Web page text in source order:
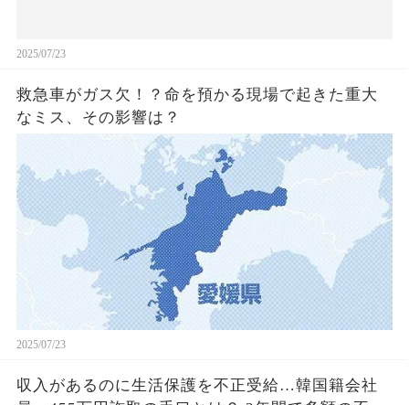
2025/07/23
救急車がガス欠！？命を預かる現場で起きた重大
なミス、その影響は？
2025/07/23
収入があるのに生活保護を不正受給…韓国籍会社